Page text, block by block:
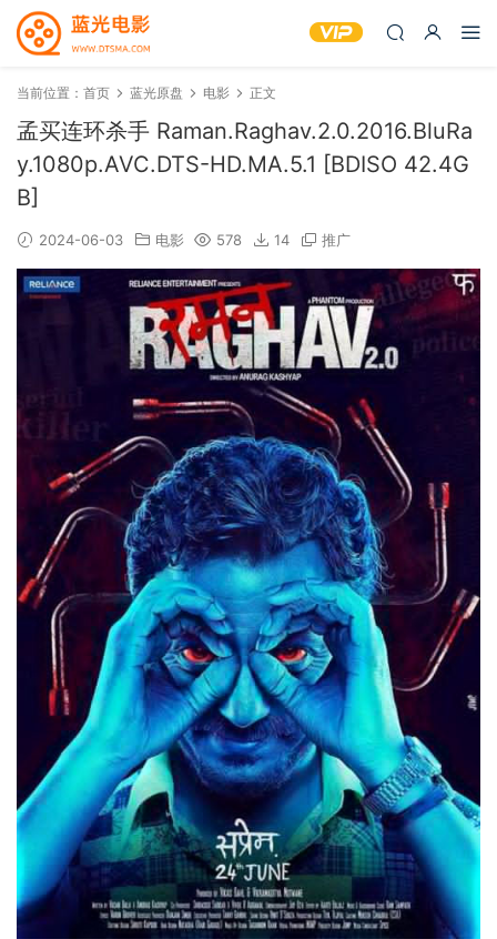
当前位置： 首页 蓝光原盘 电影 正文
孟买连环杀手 Raman.Raghav.2.0.2016.BluRa
y.1080p.AVC.DTS-HD.MA.5.1 [BDISO 42.4G
B]
2024-06-03 电影 578 14 推广